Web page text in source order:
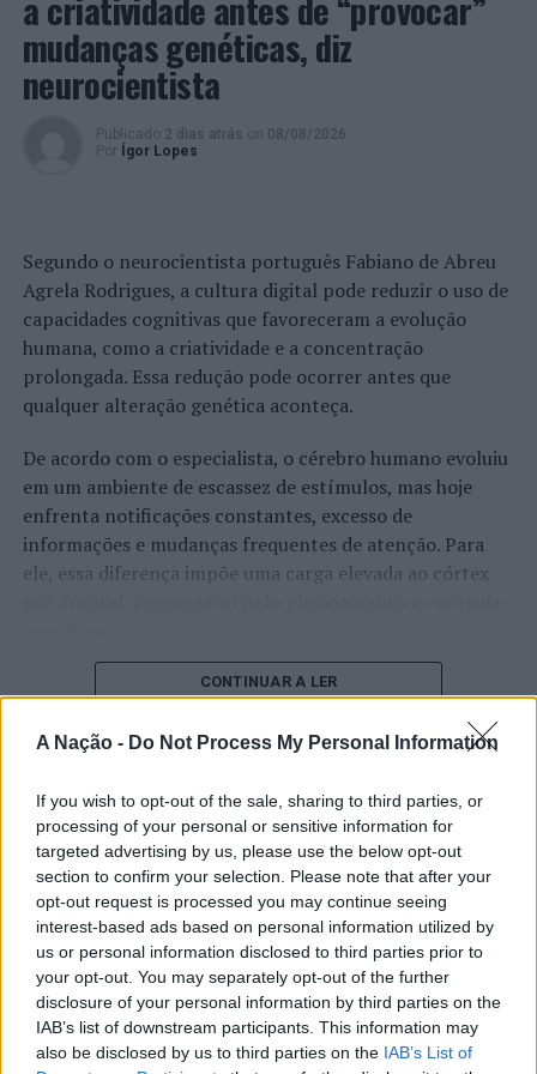
A Nação - Do Not Process My Personal Information
If you wish to opt-out of the sale, sharing to third parties, or
processing of your personal or sensitive information for
targeted advertising by us, please use the below opt-out
section to confirm your selection. Please note that after your
opt-out request is processed you may continue seeing
interest-based ads based on personal information utilized by
us or personal information disclosed to third parties prior to
your opt-out. You may separately opt-out of the further
disclosure of your personal information by third parties on the
IAB’s list of downstream participants. This information may
also be disclosed by us to third parties on the IAB’s List of
Mundial de Voleibol de Praia.
As austríacas Katharina Schutzenhofer e Franziska
Friedl, que vêm de um 2º lugar no
recentemente na ilha grega de Ios, são outras das
TÓPICOS RELACIONADOS: BEATRIZ PINHEIRO
DESTAQUE
FEDERAÇÃO PORTUGUESA DE VOLEIBOL
INÊS CASTRO
ITÁLIA
MESSINA VOLEIBOL DE PRAIA
PRÓXIMO
Voleibol de Praia: Treinos regulares no CARVP de
Cortegaça
NÃO PERCA
Anadia: Consignadas empreitadas das zonas industriais
de Amoreira da Gândara e Vale Salgueiro
mudanças genéticas, diz
neurocientista
Publicado 2 dias atrás on 08/08/2026
Por
Ígor Lopes
Segundo o neurocientista português Fabiano de Abreu
Agrela Rodrigues, a cultura digital pode reduzir o uso de
capacidades cognitivas que favoreceram a evolução
humana, como a criatividade e a concentração
prolongada. Essa redução pode ocorrer antes que
qualquer alteração genética aconteça.
De acordo com o especialista, o cérebro humano evoluiu
em um ambiente de escassez de estímulos, mas hoje
enfrenta notificações constantes, excesso de
informações e mudanças frequentes de atenção. Para
ele, essa diferença impõe uma carga elevada ao córtex
O pesquisador afirma que plataformas digitais também
cérebro, favorecendo a fadiga mental, a dificuldade de
tarefas inacabadas permanecem ativas na memória e
aumentam a sensação de sobrecarga, enquanto o stress
prolongado pode elevar os níveis de cortisol e
prejudicar o desempenho cognitivo.
Fabiano de Abreu Agrela Rodrigues ressalta que não há
evidências de que o ambiente digital provoque mudanças
genéticas na espécie humana. A adaptação observada,
afirma, ocorre por meio da neuroplasticidade, processo
pelo qual os circuitos neurais se reorganizam em
CONTINUAR A LER
“Millennium Estoril Open 2026”
regressou ao circuito ATP com
vitória do francês Luca Van Assche
Publicado 3 dias atrás on 07/08/2026
Por Ígor Lopes